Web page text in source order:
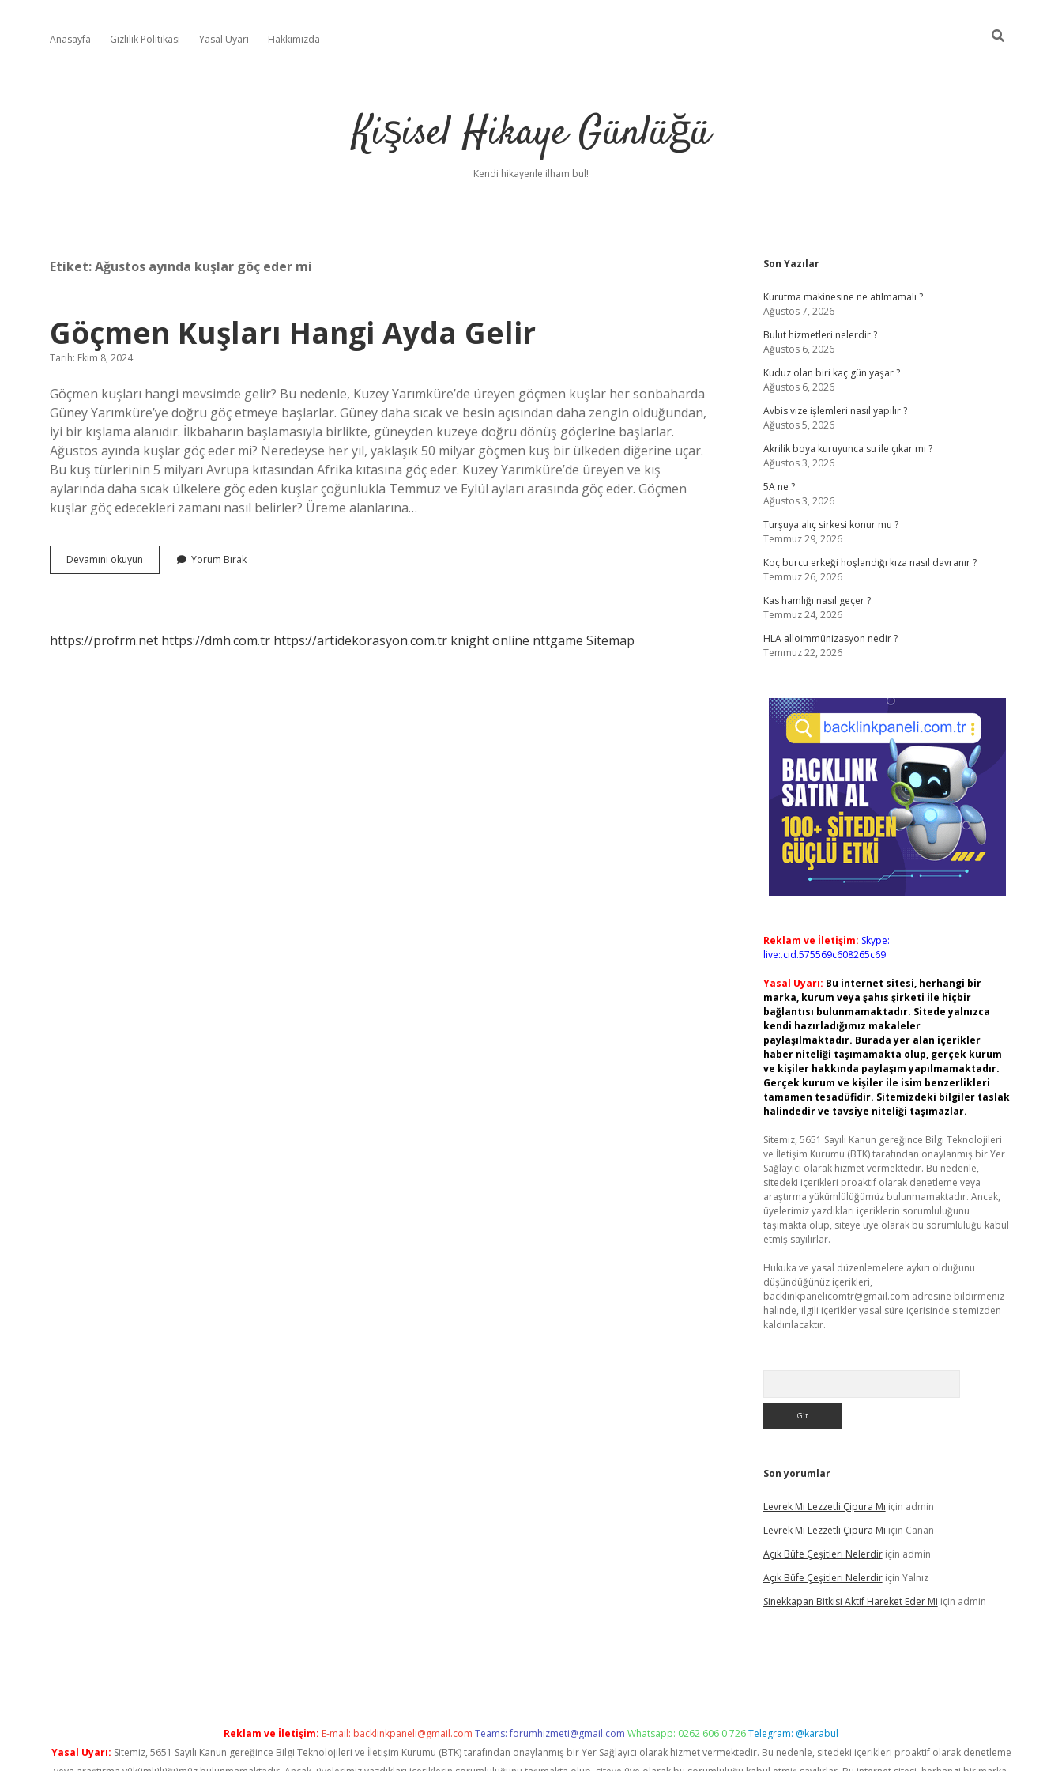
Anasayfa Gizlilik Politikası Yasal Uyarı Hakkımızda
Kişisel Hikaye Günlüğü
Kendi hikayenle ilham bul!
Etiket:Ağustos ayında kuşlar göç eder mi
Göçmen Kuşları Hangi Ayda Gelir
Tarih: Ekim 8, 2024
Göçmen kuşları hangi mevsimde gelir? Bu nedenle, Kuzey Yarımküre’de üreyen göçmen kuşlar her sonbaharda
Güney Yarımküre’ye doğru göç etmeye başlarlar. Güney daha sıcak ve besin açısından daha zengin olduğundan,
iyi bir kışlama alanıdır. İlkbaharın başlamasıyla birlikte, güneyden kuzeye doğru dönüş göçlerine başlarlar.
Ağustos ayında kuşlar göç eder mi? Neredeyse her yıl, yaklaşık 50 milyar göçmen kuş bir ülkeden diğerine uçar.
Bu kuş türlerinin 5 milyarı Avrupa kıtasından Afrika kıtasına göç eder. Kuzey Yarımküre’de üreyen ve kış
aylarında daha sıcak ülkelere göç eden kuşlar çoğunlukla Temmuz ve Eylül ayları arasında göç eder. Göçmen
kuşlar göç edecekleri zamanı nasıl belirler? Üreme alanlarına…
Devamını okuyun Göçmen
Kuşları
Yorum Bırak
https://profrm.net https://dmh.com.tr https://artidekorasyon.com.tr knight online nttgame Sitemap
Sidebar
Son Yazılar
Kurutma makinesine ne atılmamalı ?
Ağustos 7, 2026
Bulut hizmetleri nelerdir ?
Ağustos 6, 2026
Kuduz olan biri kaç gün yaşar ?
Ağustos 6, 2026
Avbis vize işlemleri nasıl yapılır ?
Ağustos 5, 2026
Akrilik boya kuruyunca su ile çıkar mı ?
Ağustos 3, 2026
5A ne ?
Ağustos 3, 2026
Turşuya alıç sirkesi konur mu ?
Temmuz 29, 2026
Koç burcu erkeği hoşlandığı kıza nasıl davranır ?
Temmuz 26, 2026
Kas hamlığı nasıl geçer ?
Temmuz 24, 2026
HLA alloimmünizasyon nedir ?
Temmuz 22, 2026
Reklam ve İletişim: Skype:
live:.cid.575569c608265c69
Yasal Uyarı: Bu internet sitesi, herhangi bir
marka, kurum veya şahıs şirketi ile hiçbir
bağlantısı bulunmamaktadır. Sitede yalnızca
kendi hazırladığımız makaleler
paylaşılmaktadır. Burada yer alan içerikler
haber niteliği taşımamakta olup, gerçek kurum
ve kişiler hakkında paylaşım yapılmamaktadır.
Gerçek kurum ve kişiler ile isim benzerlikleri
tamamen tesadüfidir. Sitemizdeki bilgiler taslak
halindedir ve tavsiye niteliği taşımazlar.
Sitemiz, 5651 Sayılı Kanun gereğince Bilgi Teknolojileri
ve İletişim Kurumu (BTK) tarafından onaylanmış bir Yer
Sağlayıcı olarak hizmet vermektedir. Bu nedenle,
sitedeki içerikleri proaktif olarak denetleme veya
araştırma yükümlülüğümüz bulunmamaktadır. Ancak,
üyelerimiz yazdıkları içeriklerin sorumluluğunu
taşımakta olup, siteye üye olarak bu sorumluluğu kabul
etmiş sayılırlar.
Hukuka ve yasal düzenlemelere aykırı olduğunu
düşündüğünüz içerikleri,
backlinkpanelicomtr@gmail.com adresine bildirmeniz
halinde, ilgili içerikler yasal süre içerisinde sitemizden
kaldırılacaktır.
Son yorumlar
Levrek Mi Lezzetli Çipura Mı için admin
Levrek Mi Lezzetli Çipura Mı için Canan
Açık Büfe Çeşitleri Nelerdiriçin admin
Açık Büfe Çeşitleri Nelerdiriçin Yalnız
Sinekkapan Bitkisi Aktif Hareket Eder Mi için admin
Reklam ve İletişim: E-mail: backlinkpaneli@gmail.com Teams:forumhizmeti@gmail.com Whatsapp: 0262 606 0 726Telegram: @karabul
Yasal Uyarı: Sitemiz, 5651 Sayılı Kanun gereğince Bilgi Teknolojileri ve İletişim Kurumu (BTK) tarafından onaylanmış bir Yer Sağlayıcı olarak hizmet vermektedir. Bu nedenle, sitedeki içerikleri proaktif olarak denetleme